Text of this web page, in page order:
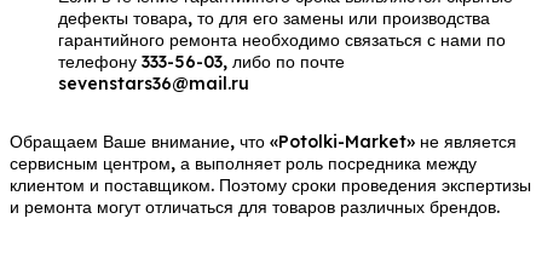
дефекты товара, то для его замены или производства
гарантийного ремонта необходимо связаться с нами по
телефону 333-56-03, либо по почте
sevenstars36@mail.ru
Обращаем Ваше внимание, что «Potolki-Market» не является
сервисным центром, а выполняет роль посредника между
клиентом и поставщиком. Поэтому сроки проведения экспертизы
и ремонта могут отличаться для товаров различных брендов.